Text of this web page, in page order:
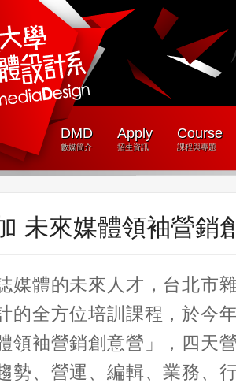
DMD
數媒簡介
Apply
招生資訊
Course
課程與專題
未來媒體領袖營銷
媒體的未來人才，台北市
的全方位培訓課程，於今
領袖營銷創意營」，四天
勢、營運、編輯、業務、